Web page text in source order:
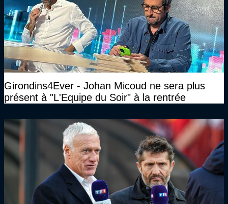
Girondins4Ever - Johan Micoud ne sera plus
présent à "L'Equipe du Soir" à la rentrée